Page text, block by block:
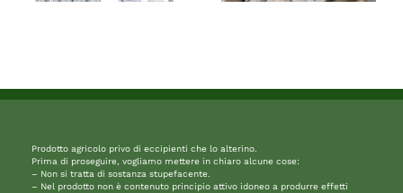
Prodotto agricolo privo di eccipienti che lo alterino.
Prima di proseguire, vogliamo mettere in chiaro alcune cose:
– Non si tratta di sostanza stupefacente.
– Nel prodotto non è contenuto principio attivo idoneo a produrre effetti